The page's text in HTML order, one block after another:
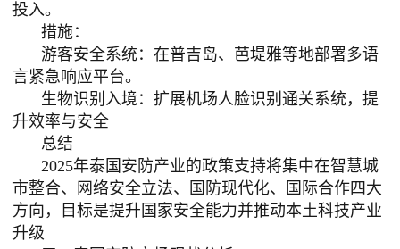
投入。
措施：
游客安全系统：在普吉岛、芭堤雅等地部署多语
言紧急响应平台。
生物识别入境：扩展机场人脸识别通关系统，提
升效率与安全
总结
2025年泰国安防产业的政策支持将集中在智慧城
市整合、网络安全立法、国防现代化、国际合作四大
方向，目标是提升国家安全能力并推动本土科技产业
升级